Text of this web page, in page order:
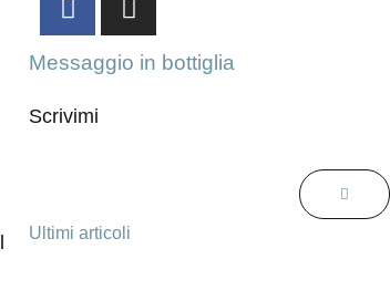
Messaggio in bottiglia
Scrivimi
Ultimi articoli